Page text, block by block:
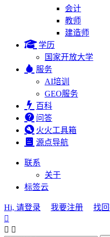
会计
教师
建造师
学历
国家开放大学
服务
AI培训
GEO服务
百科
问答
火火工具箱
源点导航
联系
关于
标签云
Hi, 请登录 我要注册
找

 